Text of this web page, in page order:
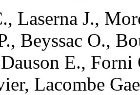
, Laserna J.,
, Beyssac O.,
Dauson E., Forni
, Lacombe